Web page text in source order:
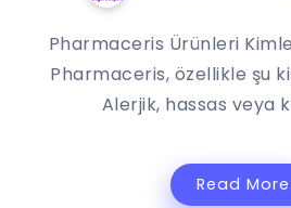
Pharmaceris Ürünleri
Pharmaceris, özellikle şu
Alerjik, hassas veya
Read More